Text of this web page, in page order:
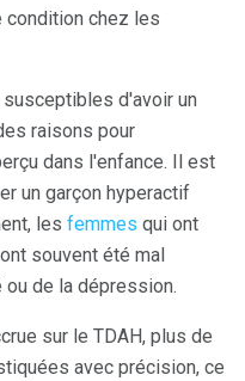
condition chez les
d'avoir un
raisons pour
dans l'enfance. Il est
un garçon hyperactif
les femmes qui ont
souvent été mal
de la dépression.
sur le TDAH, plus de
avec précision, ce